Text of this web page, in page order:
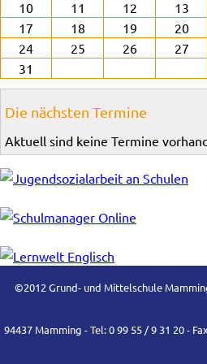
10
11 12 13
17
18 19 20
24
25 26 27
31
Die nächsten Termine
Aktuell sind keine Termine
©2012 Grund- und Mittelschule
94437 Mamming - Tel: 0 99 55 / 9 31 20 -